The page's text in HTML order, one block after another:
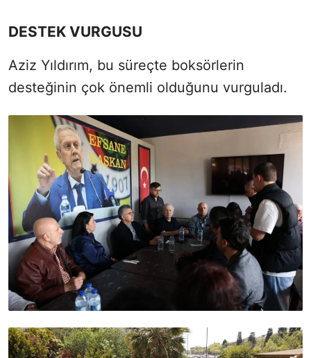
DESTEK VURGUSU
Aziz Yıldırım, bu süreçte boksörlerin
desteğinin çok önemli olduğunu vurguladı.